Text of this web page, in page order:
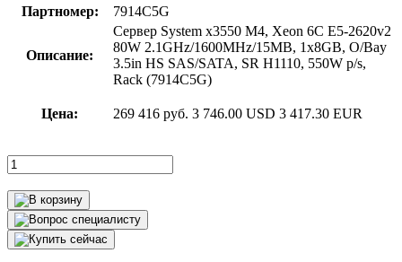
Партномер:
7914C5G
Описание:
Сервер System x3550 M4, Xeon 6C E5-2620v2
80W 2.1GHz/1600MHz/15MB, 1x8GB, O/Bay
3.5in HS SAS/SATA, SR H1110, 550W p/s,
Rack (7914C5G)
Цена: 269 416 руб. 3 746.00 USD 3 417.30 EUR